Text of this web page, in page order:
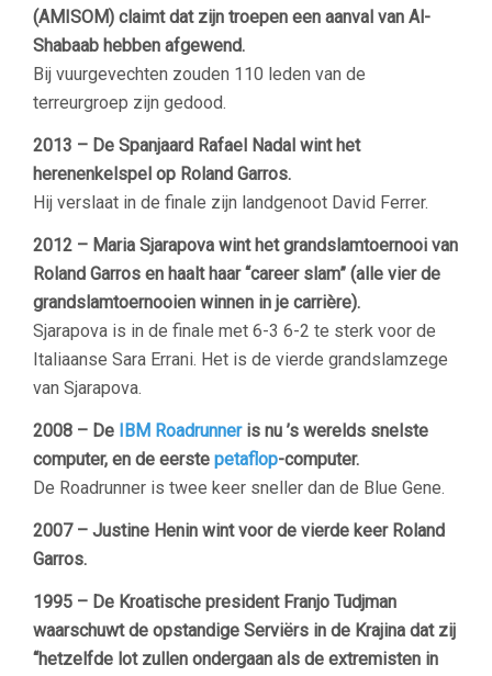
(AMISOM) claimt dat zijn troepen een aanval van Al-
Shabaab hebben afgewend.
Bij vuurgevechten zouden 110 leden van de
terreurgroep zijn gedood.
2013 – De Spanjaard Rafael Nadal wint het
herenenkelspel op Roland Garros.
Hij verslaat in de finale zijn landgenoot David Ferrer.
2012 – Maria Sjarapova wint het grandslamtoernooi van
Roland Garros en haalt haar “career slam” (alle vier de
grandslamtoernooien winnen in je carrière).
Sjarapova is in de finale met 6-3 6-2 te sterk voor de
Italiaanse Sara Errani. Het is de vierde grandslamzege
van Sjarapova.
2008 – De IBM Roadrunneris nu ’s werelds snelste
computer, en de eerste petaflop-computer.
De Roadrunner is twee keer sneller dan de Blue Gene.
2007 – Justine Henin wint voor de vierde keer Roland
Garros.
1995 – De Kroatische president Franjo Tudjman
waarschuwt de opstandige Serviërs in de Krajina dat zij
“hetzelfde lot zullen ondergaan als de extremisten in